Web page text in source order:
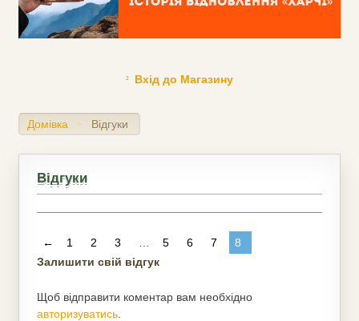
Вхід до Магазину
Домівка > Відгуки
Відгуки
← 1 2 3 5 6 7
8
Залишити свій відгук
Щоб відправити коментар вам необхідно
авторизуватись